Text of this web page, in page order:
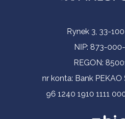
Informacje kontaktowe
Rynek 3, 33-
NIP: 873-
REGON:
nr konta: Bank
96 1240 1910 1111